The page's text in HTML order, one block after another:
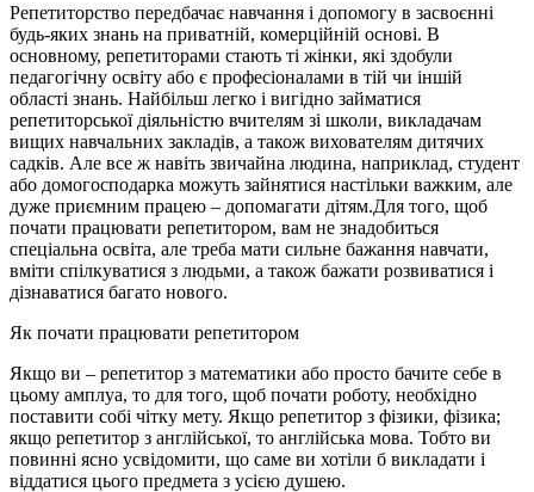
Репетиторство передбачає навчання і допомогу в засвоєнні
будь-яких знань на приватній, комерційній основі. В
основному, репетиторами стають ті жінки, які здобули
педагогічну освіту або є професіоналами в тій чи іншій
області знань. Найбільш легко і вигідно займатися
репетиторської діяльністю вчителям зі школи, викладачам
вищих навчальних закладів, а також вихователям дитячих
садків. Але все ж навіть звичайна людина, наприклад, студент
або домогосподарка можуть зайнятися настільки важким, але
дуже приємним працею – допомагати дітям.Для того, щоб
почати працювати репетитором, вам не знадобиться
спеціальна освіта, але треба мати сильне бажання навчати,
вміти спілкуватися з людьми, а також бажати розвиватися і
дізнаватися багато нового.
Як почати працювати репетитором
Якщо ви – репетитор з математики або просто бачите себе в
цьому амплуа, то для того, щоб почати роботу, необхідно
поставити собі чітку мету. Якщо репетитор з фізики, фізика;
якщо репетитор з англійської, то англійська мова. Тобто ви
повинні ясно усвідомити, що саме ви хотіли б викладати і
віддатися цього предмета з усією душею.